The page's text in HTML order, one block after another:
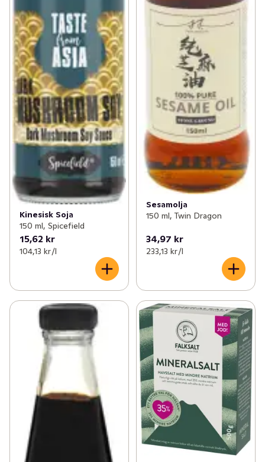
Kinesisk Soja
150 ml, Spicefield
15,62 kr
104,13 kr /l
Sesamolja
150 ml, Twin Dragon
34,97 kr
233,13 kr /l